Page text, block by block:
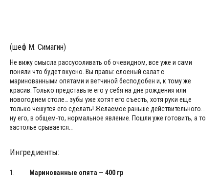
(шеф М. Симагин)
Не вижу смысла рассусоливать об очевидном, все уже и сами
поняли что будет вкусно. Вы правы: слоеный салат с
маринованными опятами и ветчиной бесподобен и, к тому же
красив. Только представьте его у себя на дне рождения или
новогоднем столе… зубы уже хотят его съесть, хотя руки еще
только чешутся его сделать! Желаемое раньше действительного…
ну его, в общем-то, нормальное явление. Пошли уже готовить, а то
застолье срывается…
Ингредиенты:
Маринованные опята — 400 гр